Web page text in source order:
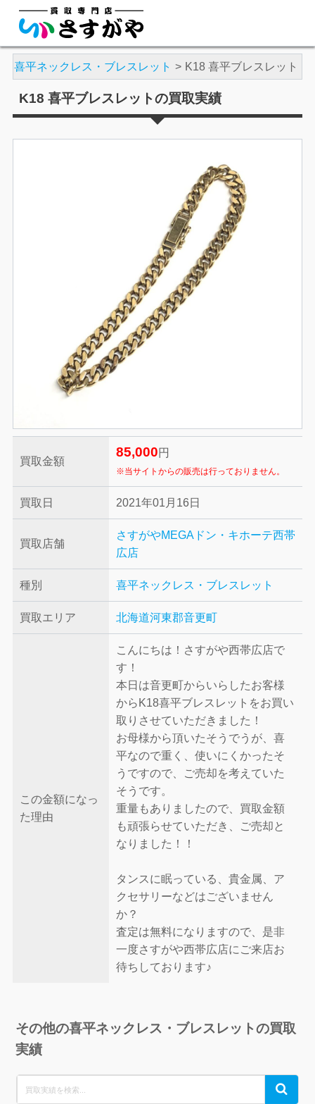
喜平ネックレス・ブレスレット K18 喜平ブレスレット
K18 喜平ブレスレットの買取実績
買取金額
85,000 円
※当サイトからの販売は行っておりません。
買取日 2021年01月16日
買取店舗
さすがやMEGAドン・キホーテ西帯
広店
種別 喜平ネックレス・ブレスレット
買取エリア 北海道河東郡音更町
この金額になっ
た理由
こんにちは！さすがや西帯広店で
す！
本日は音更町からいらしたお客様
からK18喜平ブレスレットをお買い
取りさせていただきました！
お母様から頂いたそうでうが、喜
平なので重く、使いにくかったそ
うですので、ご売却を考えていた
そうです。
重量もありましたので、買取金額
も頑張らせていただき、ご売却と
なりました！！
タンスに眠っている、貴金属、ア
クセサリーなどはございません
か？
査定は無料になりますので、是非
一度さすがや西帯広店にご来店お
待ちしております♪
その他の喜平ネックレス・ブレスレットの買取
実績
for:
Search